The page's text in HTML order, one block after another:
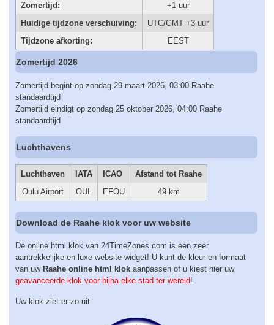
Zomertijd:
+1 uur
Huidige tijdzone verschuiving:
UTC/GMT +3 uur
Tijdzone afkorting:
EEST
Zomertijd 2026
Zomertijd begint op zondag 29 maart 2026, 03:00 Raahe
standaardtijd
Zomertijd eindigt op zondag 25 oktober 2026, 04:00 Raahe
standaardtijd
Luchthavens
Luchthaven IATA ICAO
Afstand tot Raahe
Oulu Airport
OUL EFOU 49 km
Download de Raahe klok voor uw website
De online html klok van 24TimeZones.com is een zeer
aantrekkelijke en luxe website widget! U kunt de kleur en formaat
van uw Raahe online html klok aanpassen of u kiest hier uw
geavanceerde klok voor bijna elke stad ter wereld!
Uw klok ziet er zo uit